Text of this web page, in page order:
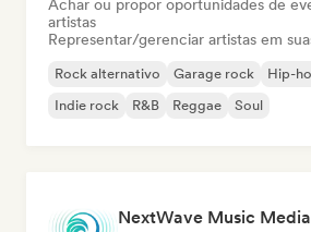
Achar ou propor oportunidades de
artistas
Representar/gerenciar artistas em
Rock alternativo Garage rock Hip-
Indie rock
R&B Reggae Soul
NextWave Music Media